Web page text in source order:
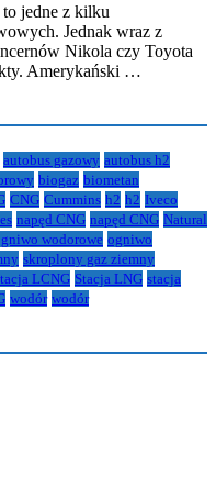
jedne z kilku
Jednak wraz z
Nikola czy Toyota
Amerykański …
autobus gazowy autobus h2
biogaz biometan
CNG Cummins h2 h2 Iveco
napęd CNG napęd CNG Natural
wodorowe ogniwo
skroplony gaz ziemny
LCNG Stacja LNG stacja
wodór wodór